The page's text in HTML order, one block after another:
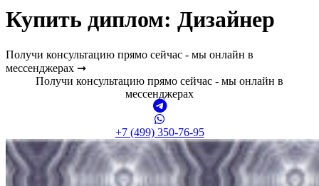
Купить диплом: Дизайнер
Получи консультацию прямо сейчас - мы онлайн в
мессенджерах ➞
Получи консультацию прямо сейчас - мы онлайн в
мессенджерах
+7 (499) 350-76-95